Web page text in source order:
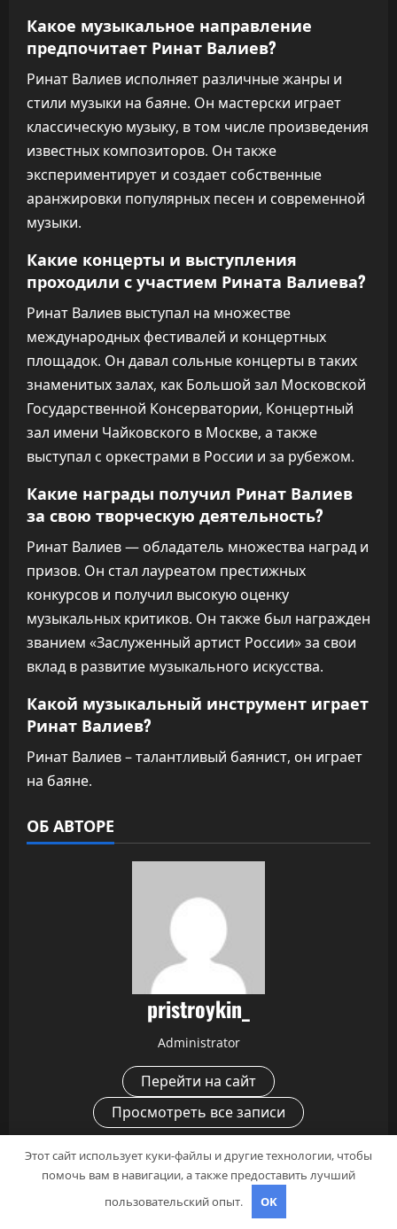
Какое музыкальное направление
предпочитает Ринат Валиев?
Ринат Валиев исполняет различные жанры и
стили музыки на баяне. Он мастерски играет
классическую музыку, в том числе произведения
известных композиторов. Он также
экспериментирует и создает собственные
аранжировки популярных песен и современной
музыки.
Какие концерты и выступления
проходили с участием Рината Валиева?
Ринат Валиев выступал на множестве
международных фестивалей и концертных
площадок. Он давал сольные концерты в таких
знаменитых залах, как Большой зал Московской
Государственной Консерватории, Концертный
зал имени Чайковского в Москве, а также
выступал с оркестрами в России и за рубежом.
Какие награды получил Ринат Валиев
за свою творческую деятельность?
Ринат Валиев — обладатель множества наград и
призов. Он стал лауреатом престижных
конкурсов и получил высокую оценку
музыкальных критиков. Он также был награжден
званием «Заслуженный артист России» за свои
вклад в развитие музыкального искусства.
Какой музыкальный инструмент играет
Ринат Валиев?
Ринат Валиев – талантливый баянист, он играет
на баяне.
ОБ АВТОРЕ
pristroykin_
Administrator
Перейти на сайт
Просмотреть все записи
Н
Илья Мительман биография и достижения
Этот сайт использует куки-файлы и другие технологии, чтобы
помочь вам в навигации, а также предоставить лучший
пользовательский опыт.
OK